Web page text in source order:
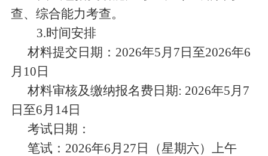
查、综合能力考查。
3.时间安排
材料提交日期： 2026年5 月 7 日至2026年6
月 10 日
材料审核及缴纳报名费日期: 2026年5 月 7
日至6 月 14日
考试日期：
笔试： 2026年6 月 27 日（星期六）上午